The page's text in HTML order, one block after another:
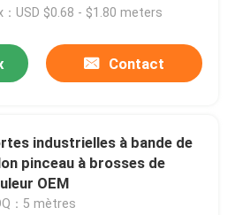
：USD $0.68 - $1.80 meters
Contact
industrielles à bande de
pinceau à brosses de
OEM
：5 mètres